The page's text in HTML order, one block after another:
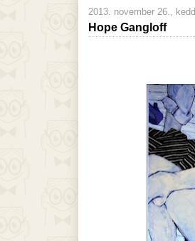
2013. november 26., kedd
Hope Gangloff